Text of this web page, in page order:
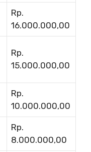
Rp.
16.000.000,00
Rp.
15.000.000,00
Rp.
10.000.000,00
Rp.
8.000.000,00